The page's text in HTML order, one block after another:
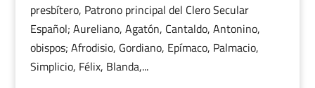
presbítero, Patrono principal del Clero Secular
Español; Aureliano, Agatón, Cantaldo, Antonino,
obispos; Afrodisio, Gordiano, Epímaco, Palmacio,
Simplicio, Félix, Blanda,...